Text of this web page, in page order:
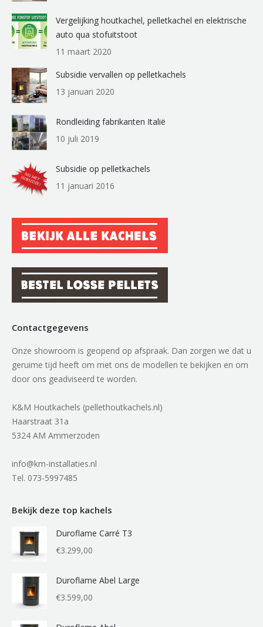
Vergelijking houtkachel, pelletkachel en elektrische
auto qua stofuitstoot
11 maart 2020
Subsidie vervallen op pelletkachels
13 januari 2020
Rondleiding fabrikanten Italië
10 juli 2019
Subsidie op pelletkachels
11 januari 2016
Contactgegevens
Onze showroom is geopend op afspraak. Dan zorgen we dat u
geruime tijd heeft om met ons de modellen te bekijken en om
door ons geadviseerd te worden.
K&M Houtkachels (pellethoutkachels.nl)
Haarstraat 31a
5324 AM Ammerzoden
info@km-installaties.nl
Tel. 073-5997485
Bekijk deze top kachels
Duroflame Carré T3
€3.299,00
Duroflame Abel Large
€3.599,00